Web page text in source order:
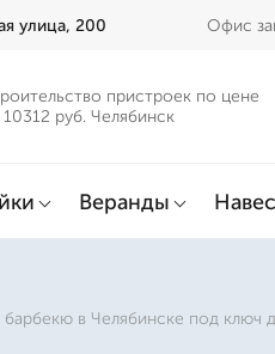
улица, 200 Офис
пристроек по цене
руб. Челябинск
Веранды
в Челябинске под ключ